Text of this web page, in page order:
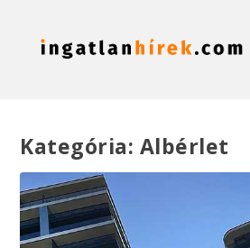
Kategória: Albérlet